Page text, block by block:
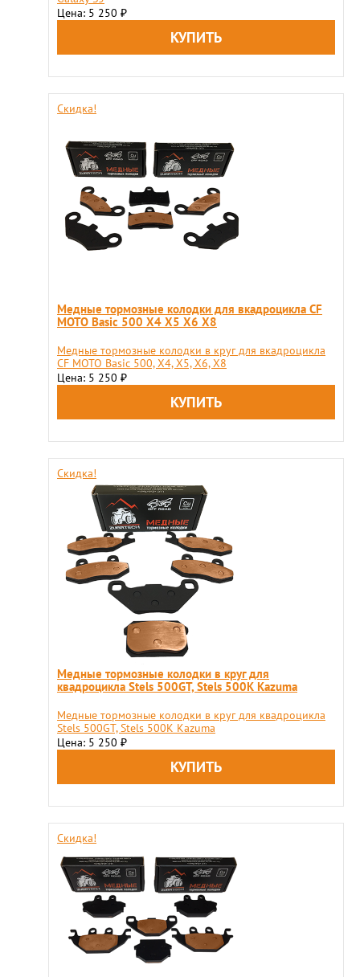
Цена: 5 250 ₽
Скидка!
Медные тормозные колодки для вкадроцикла CF
MOTO Basic 500 X4 X5 X6 X8
Медные тормозные колодки в круг для вкадроцикла
CF MOTO Basic 500, X4, X5, X6, X8
Цена: 5 250 ₽
Скидка!
Медные тормозные колодки в круг для
квадроцикла Stels 500GT, Stels 500K Kazuma
Медные тормозные колодки в круг для квадроцикла
Stels 500GT, Stels 500K Kazuma
Цена: 5 250 ₽
Скидка!